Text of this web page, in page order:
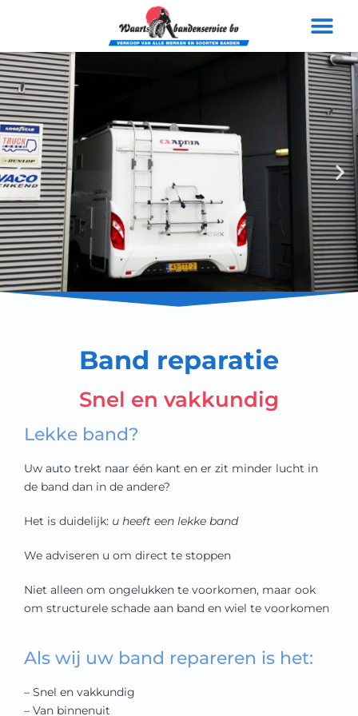
hoog in het vaandel
Band reparatie
Snel en vakkundig
Lekke band?
Uw auto trekt naar één kant en er zit minder lucht in
de band dan in de andere?
Het is duidelijk: u heeft een lekke band
We adviseren u om direct te stoppen
Niet alleen om ongelukken te voorkomen, maar ook
om structurele schade aan band en wiel te voorkomen
Als wij uw band repareren is het:
– Snel en vakkundig
– Van binnenuit